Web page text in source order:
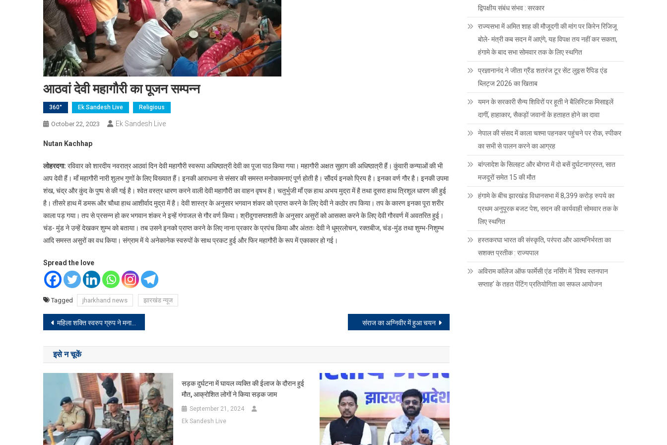
आठवां देवी महागौरी का पूजन सम्पन्न
360° Ek Sandesh Live Religious
October 22, 2023 Ek Sandesh Live
Nutan Kachhap
लोहरदगा: रविवार को शारदीय नवरात्र आठवां दिन देवी महागौरी स्वरूपा अधिष्ठात्री देवी का पूजा पाठ किया गया। महागौरी अक्षत सुहाग की अधिष्ठात्री हैं। कुंवारी कन्याओं की भी
आप देवी हैं। माँ महागौरी नारी शुलभ गुणों के लिए विख्यात हैं। इनकी आराधना से संसार की समस्त मनोकामनाएं पूर्ण होती है। सौंदर्य इनको प्रिय है। इनका वर्ण गौर है। इनकी उपमा
शंख, चंद्र और कुंद के पुष्प से की गई है। श्वेत वस्त्र धारण करने वाली देवी महागौरी का वाहन वृषभ है। चतुर्भुजी माँ एक हाथ अभय मुद्रा में है तथा दूसरा हाथ त्रिशूल धारण की हुई
है। तीसरे हाथ में डमरू और चौथा हाथ आशीर्वाद मुद्रा में है। देवी शास्त्र के अनुसार भगवान शंकर को प्राप्त करने के लिए देवी ने कठोर तप किया। तप के कारण इनका पूरा शरीर
काला पड़ गया। तप से प्रसन्न हो कर भगवान शंकर ने इन्हें गंगाजल से गौर वर्ण किया। श्रीदुगासप्तशती के अनुसार असुरों को आसक्त करने के लिए देवी गौरवर्ण में अवतरित हुई।
चंड- मुंड ने उन्हें देखकर शुम्भ को बताया। तब उसने इनको प्राप्त करने के लिए नाना प्रकार के प्रपंच किया और अंततः देवी ने धूम्रलोचन, रक्तबीज, चंड-मुंड तथा शुम्भ-निशुम्भ
आदि समस्त असुरों का वध किया। संग्राम में ये अनेकानेक स्वरुपों के साथ प्रकट हुई और फिर महागौरी के रूप में एकाकार हो गई।
Spread the love
Tagged jharkhand news झारखंड न्यूज
Post
navigation
महिला शक्ति स्वरुप ग्रुप ने मनाया डांडिया व गरबा नृत्य संराज का अग्निवीर में हुआ चयन
इसे न चूकें
सड़क दुर्घटना में घायल व्यक्ति की ईलाज के दौरान हुई
मौत, आक्रोशित लोगों ने किया सड़क जाम
September 21, 2024
Ek Sandesh Live
द्विपक्षीय संबंध संभव : सरकार
राज्यसभा में अमित शाह की मौजूदगी की मांग पर किरेन रिजिजू
बोले- मंत्री कब सदन में आएंगे, यह विपक्ष तय नहीं कर सकता,
हंगामे के बाद सभा सोमवार तक के लिए स्थगित
प्रज्ञानानंद ने जीता ग्रैंड शतरंज टूर सेंट लुइस रैपिड एंड
ब्लिट्ज 2026 का खिताब
यमन के सरकारी सैन्य शिविरों पर हूती ने बैलिस्टिक मिसाइलें
दागीं, हाहाकार, सैकड़ों जवानों के हताहत होने का दावा
नेपाल की संसद में काला चश्मा पहनकर पहुंचने पर रोक, स्पीकर
का सभी से पालन करने का आग्रह
बांग्लादेश के सिलहट और बोगरा में दो बसें दुर्घटनाग्रस्त, सात
मजदूरों समेत 15 की मौत
हंगामे के बीच झारखंड विधानसभा में 8,399 करोड़ रुपये का
प्रथम अनुपूरक बजट पेश, सदन की कार्यवाही सोमवार तक के
लिए स्थगित
हस्तकरघा भारत की संस्कृति, परंपरा और आत्मनिर्भरता का
सशक्त प्रतीक : राज्यपाल
अविराम कॉलेज ऑफ फार्मेसी एंड नर्सिंग में ‘विश्व स्तनपान
सप्ताह’ के तहत पेंटिंग प्रतियोगिता का सफल आयोजन